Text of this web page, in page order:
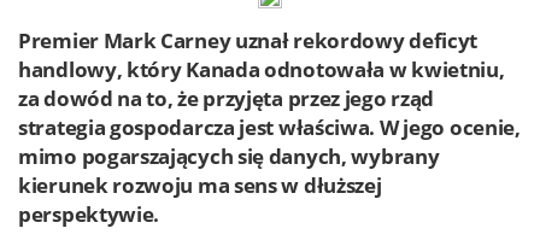
Zaloguj przez Clascal
×
Premier Mark Carney uznał rekordowy deficyt
handlowy, który Kanada odnotowała w kwietniu,
za dowód na to, że przyjęta przez jego rząd
strategia gospodarcza jest właściwa. W jego ocenie,
mimo pogarszających się danych, wybrany
kierunek rozwoju ma sens w dłuższej
perspektywie.